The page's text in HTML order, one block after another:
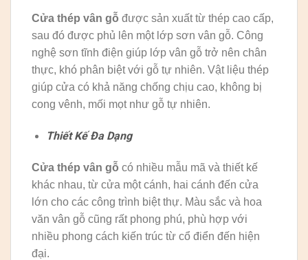
Cửa thép vân gỗ được sản xuất từ thép cao cấp,
sau đó được phủ lên một lớp sơn vân gỗ. Công
nghệ sơn tĩnh điện giúp lớp vân gỗ trở nên chân
thực, khó phân biệt với gỗ tự nhiên. Vật liệu thép
giúp cửa có khả năng chống chịu cao, không bị
cong vênh, mối mọt như gỗ tự nhiên.
Thiết Kế Đa Dạng
Cửa thép vân gỗ có nhiều mẫu mã và thiết kế
khác nhau, từ cửa một cánh, hai cánh đến cửa
lớn cho các công trình biệt thự. Màu sắc và hoa
văn vân gỗ cũng rất phong phú, phù hợp với
nhiều phong cách kiến trúc từ cổ điển đến hiện
đại.